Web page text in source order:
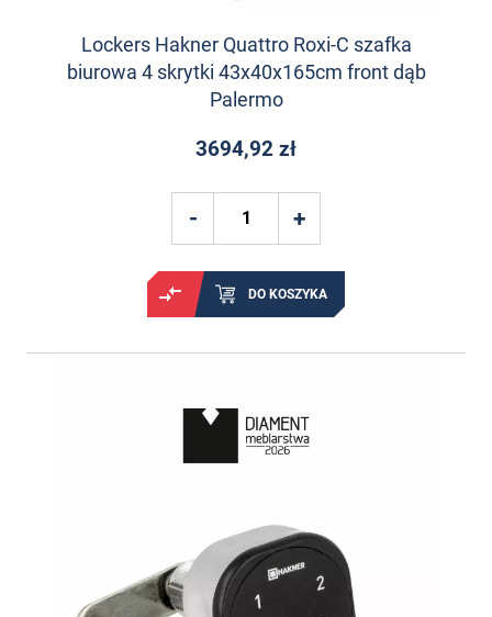
Lockers Hakner Quattro Roxi-C szafka
biurowa 4 skrytki 43x40x165cm front dąb
Palermo
3694,92 zł
DO KOSZYKA